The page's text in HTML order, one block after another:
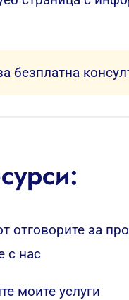
безплатна
отговорите за
с нас
моите услуги